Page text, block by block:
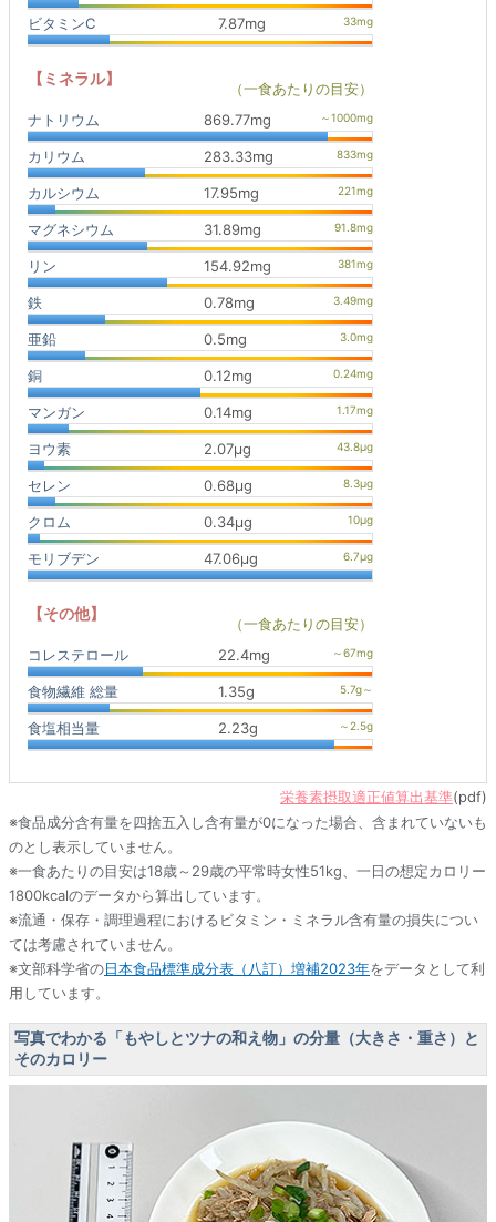
ビタミンC 7.87mg
【ミネラル】
（一食あたりの目安）
ナトリウム
869.77mg
カリウム 283.33mg
カルシウム 17.95mg
マグネシウム 31.89mg
リン 154.92mg
鉄 0.78mg
亜鉛 0.5mg
銅 0.12mg
マンガン 0.14mg
ヨウ素 2.07μg
セレン 0.68μg
クロム 0.34μg
モリブデン 47.06μg
【その他】
（一食あたりの目安）
コレステロール
22.4mg
食物繊維 総量 1.35g
食塩相当量 2.23g
栄養素摂取適正値算出基準(pdf)
※食品成分含有量を四捨五入し含有量が0になった場合、含まれていないも
のとし表示していません。
※一食あたりの目安は18歳～29歳の平常時女性51kg、一日の想定カロリー
1800kcalのデータから算出しています。
※流通・保存・調理過程におけるビタミン・ミネラル含有量の損失につい
ては考慮されていません。
※文部科学省の日本食品標準成分表（八訂）増補2023年をデータとして利
用しています。
写真でわかる「もやしとツナの和え物」の分量（大きさ・重さ）と
そのカロリー